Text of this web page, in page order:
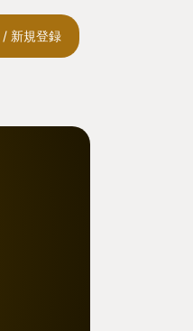
/ 新規登録